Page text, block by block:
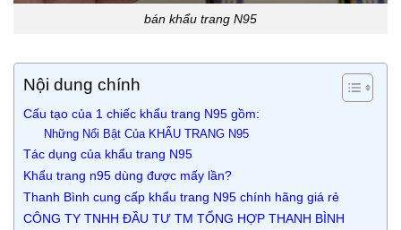
bán khẩu trang N95
Nội dung chính
Cấu tạo của 1 chiếc khẩu trang N95 gồm:
Những Nổi Bật Của KHẨU TRANG N95
Tác dụng của khẩu trang N95
Khẩu trang n95 dùng được mấy lần?
Thanh Bình cung cấp khẩu trang N95 chính hãng giá rẻ
CÔNG TY TNHH ĐẦU TƯ TM TỔNG HỢP THANH BÌNH